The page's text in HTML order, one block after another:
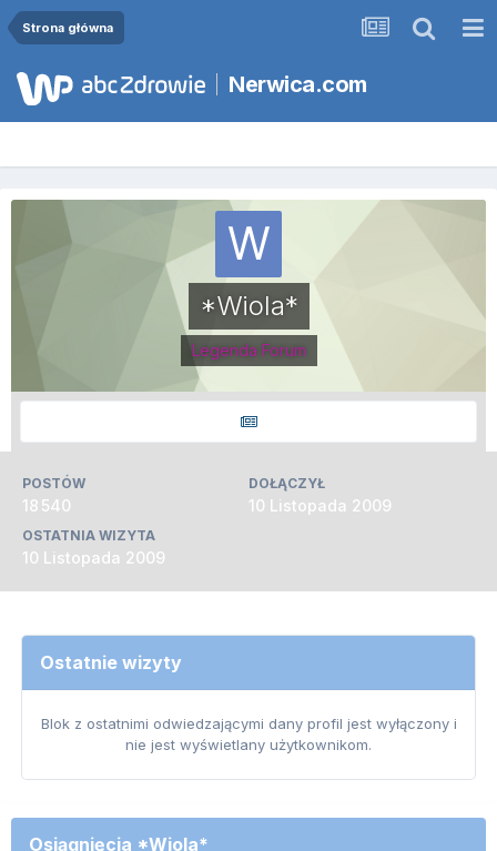
Strona główna
Nerwica.com
*Wiola*
Legenda Forum
POSTÓW
18 540
DOŁĄCZYŁ
10 Listopada 2009
OSTATNIA WIZYTA
10 Listopada 2009
Ostatnie wizyty
Blok z ostatnimi odwiedzającymi dany profil jest wyłączony i
nie jest wyświetlany użytkownikom.
Osiągnięcia *Wiola*